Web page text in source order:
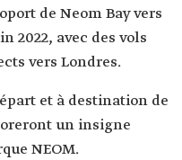
de Neom Bay vers
2022, avec des vols
vers Londres.
et à destination de
un insigne
NEOM.